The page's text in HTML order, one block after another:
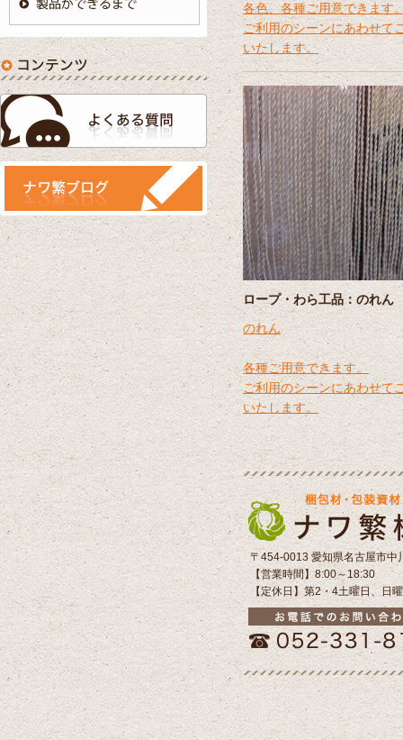
各色、各種ご用意できます
ご利用のシーンにあわせて
いたします。
ロープ・わら工品：のれん
のれん
各種ご用意できます。
ご利用のシーンにあわせて
いたします。
〒454-0013 愛知県名古屋市中
【営業時間】8:00～18:30
【定休日】第2・4土曜日、日